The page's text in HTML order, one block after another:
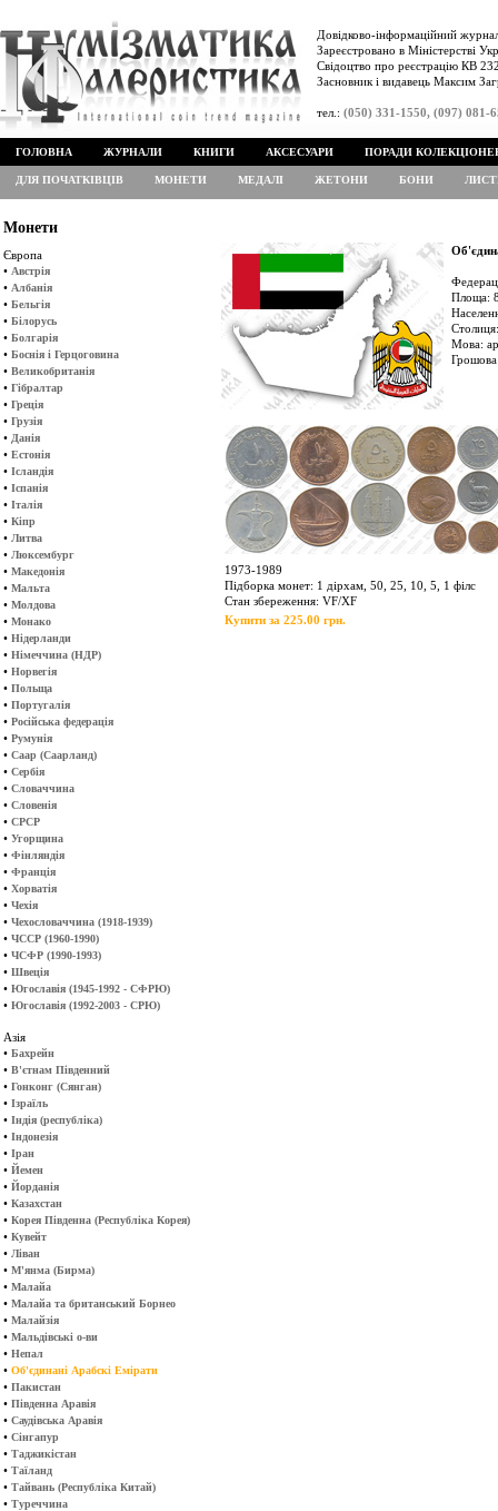
Довідково-інформаційний
Зареєстровано в Міністерстві
Свідоцтво про реєстрацію КВ
Засновник і видавець Максим
тел.: (050) 331-1550, (097) 081-
ГОЛОВНА ЖУРНАЛИ КНИГИ АКСЕСУАРИ ПОРАДИ
ДЛЯ ПОЧАТКІВЦІВ МОНЕТИ МЕДАЛІ ЖЕТОНИ БОНИ
Монети
Європа
• Австрія
• Албанія
• Бельгія
• Білорусь
• Болгарія
• Боснія і Герцоговина
• Великобританія
• Гібралтар
• Греція
• Грузія
• Данія
• Естонія
• Ісландія
• Іспанія
• Італія
• Кіпр
• Литва
• Люксембург
• Македонія
• Мальта
• Молдова
• Монако
• Нідерланди
• Німеччина (НДР)
• Норвегія
• Польща
• Португалія
• Російська федерація
• Румунія
• Саар (Саарланд)
• Сербія
• Словаччина
• Словенія
• СРСР
• Угорщина
• Фінляндія
• Франція
• Хорватія
• Чехія
• Чехословаччина (1918-1939)
• ЧССР (1960-1990)
• ЧСФР (1990-1993)
• Швеція
• Югославія (1945-1992 - СФРЮ)
• Югославія (1992-2003 - СРЮ)
Азія
• Бахрейн
• В'єтнам Південний
• Гонконг (Сянган)
• Ізраїль
• Індія (республіка)
• Індонезія
• Іран
• Йемен
• Йорданія
• Казахстан
• Корея Південна (Республіка Корея)
• Кувейт
• Ліван
• М'янма (Бирма)
• Малайа
• Малайа та британський Борнео
• Малайзія
• Мальдівські о-ви
• Непал
• Об'єдинані Арабскі Емірати
• Пакистан
• Південна Аравія
• Саудівська Аравія
• Сінгапур
• Таджикістан
• Таїланд
• Тайвань (Республіка Китай)
• Туреччина
Площа:
Мова:
1973-1989
Підборка монет: 1 дірхам, 50, 25, 10, 5, 1 філс
Стан збереження: VF/XF
Купити за 225.00 грн.